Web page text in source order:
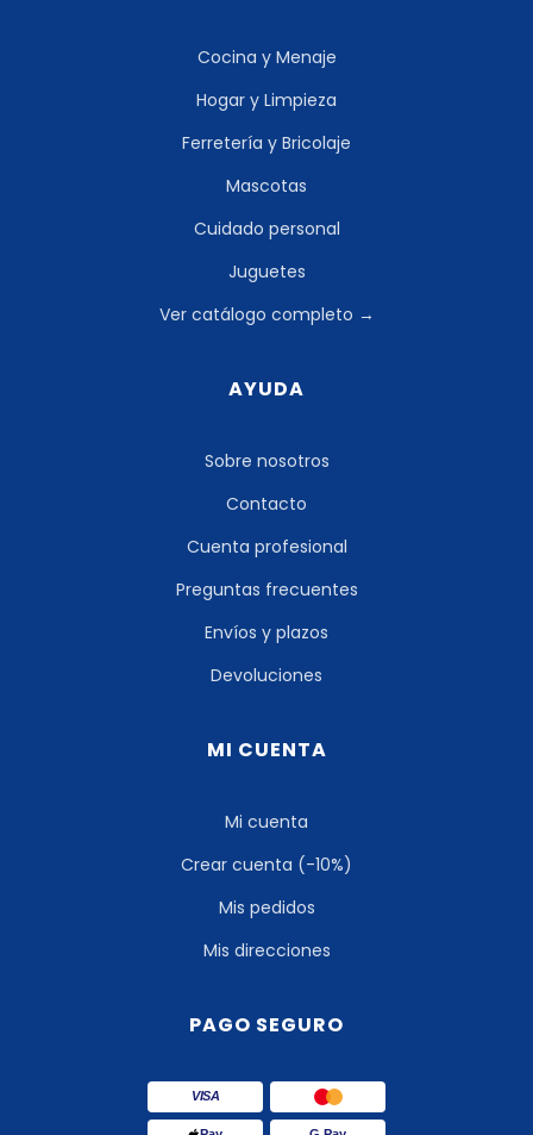
Cocina y Menaje
Hogar y Limpieza
Ferretería y Bricolaje
Mascotas
Cuidado personal
Juguetes
Ver catálogo completo →
AYUDA
Sobre nosotros
Contacto
Cuenta profesional
Preguntas frecuentes
Envíos y plazos
Devoluciones
MI CUENTA
Mi cuenta
Crear cuenta (-10%)
Mis pedidos
Mis direcciones
PAGO SEGURO
VISA